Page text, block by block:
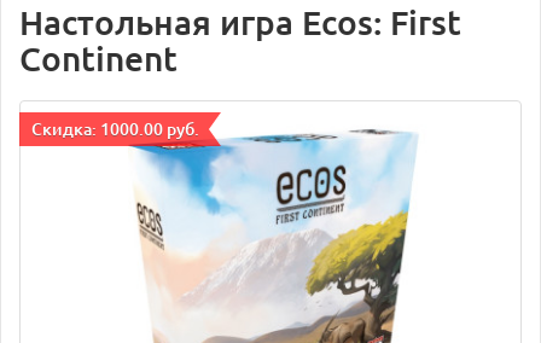
Настольная игра Ecos: First
Continent
Cкидка: 1000.00 руб.